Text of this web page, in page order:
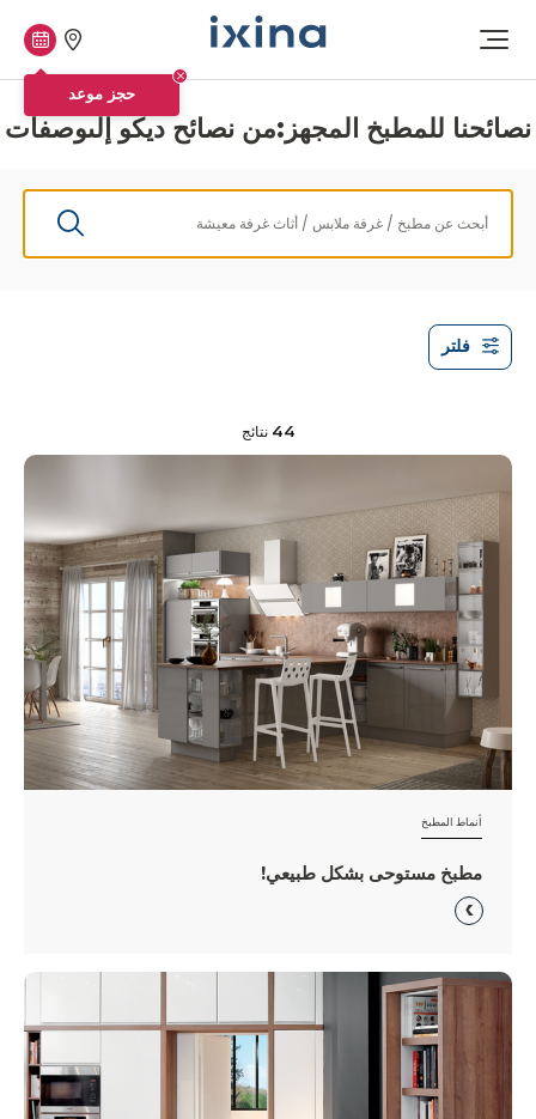
افتح
القائمة
متاجرنا
حجز
موعد
حجز موعد
نصائحنا للمطبخ المجهز:من نصائح ديكو إلىوصفات
فلتر
44 نتائج
أنماط المطبخ
مطبخ مستوحى بشكل طبيعي!